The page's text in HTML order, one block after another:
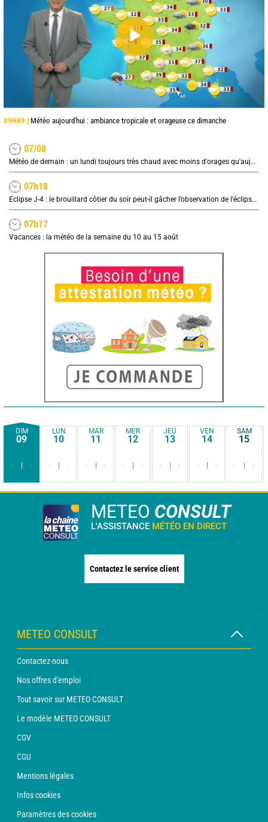
09H49 | Météo aujourd'hui : ambiance tropicale et orageuse ce dimanche
07/08
Météo de demain : un lundi toujours très chaud avec moins d'orages qu'aujourd'hui
07h18
Eclipse J-4 : le brouillard côtier du soir peut-il gâcher l’observation de l’éclipse à la plage ?
07h17
Vacances : la météo de la semaine du 10 au 15 août
DIM
09
- -
LUN
10
- -
MAR
11
- -
MER
12
- -
JEU
13
- -
VEN
14
- -
SAM
15
- -
METEO CONSULT
L'ASSISTANCE MÉTÉO EN DIRECT
Contactez le service client
METEO CONSULT
Contactez-nous
Nos offres d'emploi
Tout savoir sur METEO CONSULT
Le modèle METEO CONSULT
CGV
CGU
Mentions légales
Infos cookies
Paramètres des cookies